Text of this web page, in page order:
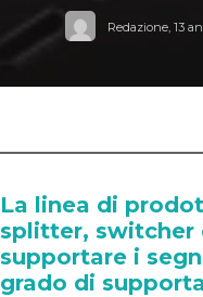
Redazione, 13
La linea di
splitter, switcher
supportare i
grado di